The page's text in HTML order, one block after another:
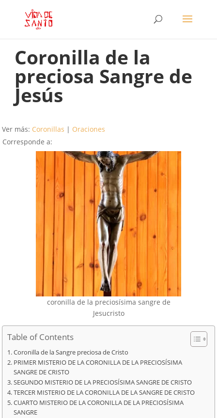
Coronilla de la
preciosa Sangre de
Jesús
Ver más: Coronillas | Oraciones
Corresponde a:
coronilla de la preciosísima sangre de
Jesucristo
Table of Contents
Coronilla de la Sangre preciosa de Cristo
PRIMER MISTERIO DE LA CORONILLA DE LA PRECIOSÍSIMA
SANGRE DE CRISTO
SEGUNDO MISTERIO DE LA PRECIOSÍSIMA SANGRE DE CRISTO
TERCER MISTERIO DE LA CORONILLA DE LA SANGRE DE CRISTO
CUARTO MISTERIO DE LA CORONILLA DE LA PRECIOSÍSIMA
SANGRE